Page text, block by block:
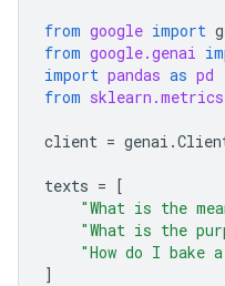
from google import
from google.genai
import pandas as pd
from
client = genai .
texts = [
"What is the
"What is the
"How do I bake
]